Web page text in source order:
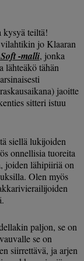
kysyä teiltä!
jo Klaaran
-malli, jonka
lähteäkö tähän
jaoitte
sitteri istuu
siellä lukijoiden
onnellisia tuoreita
joiden lähipiiriä on
Olen myös
paljon, se on
se on
siirrettävä, ja arjen